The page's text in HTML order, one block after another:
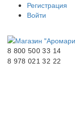
Регистрация
Войти
8 800 500 33 14
8 978 021 32 22